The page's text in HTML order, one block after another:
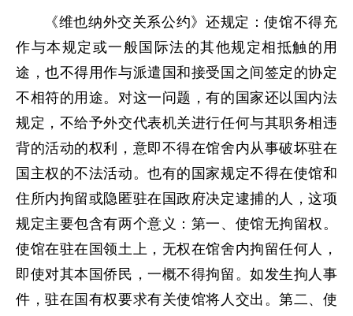
《维也纳外交关系公约》还规定：使馆不得充
作与本规定或一般国际法的其他规定相抵触的用
途，也不得用作与派遣国和接受国之间签定的协定
不相符的用途。对这一问题，有的国家还以国内法
规定，不给予外交代表机关进行任何与其职务相违
背的活动的权利，意即不得在馆舍内从事破坏驻在
国主权的不法活动。也有的国家规定不得在使馆和
住所内拘留或隐匿驻在国政府决定逮捕的人，这项
规定主要包含有两个意义：第一、使馆无拘留权。
使馆在驻在国领土上，无权在馆舍内拘留任何人，
即使对其本国侨民，一概不得拘留。如发生拘人事
件，驻在国有权要求有关使馆将人交出。第二、使